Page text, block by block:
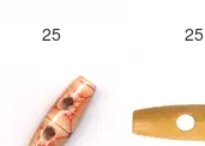
25 25